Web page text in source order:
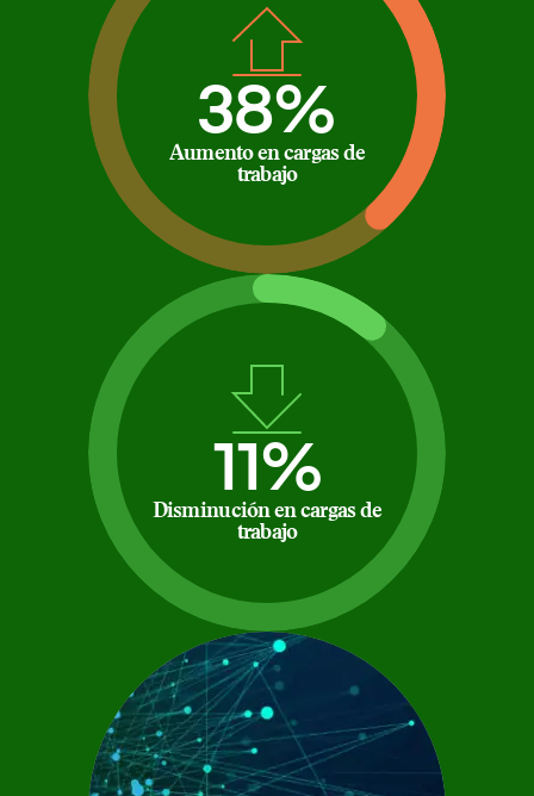
38%
Aumento en cargas de
trabajo
11%
Disminución en cargas de
trabajo